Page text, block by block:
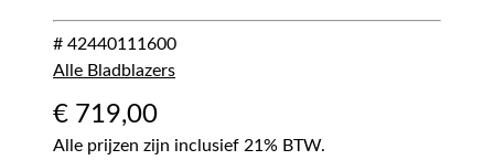
# 42440111600
Alle Bladblazers
€ 719,00
Alle prijzen zijn inclusief 21% BTW.